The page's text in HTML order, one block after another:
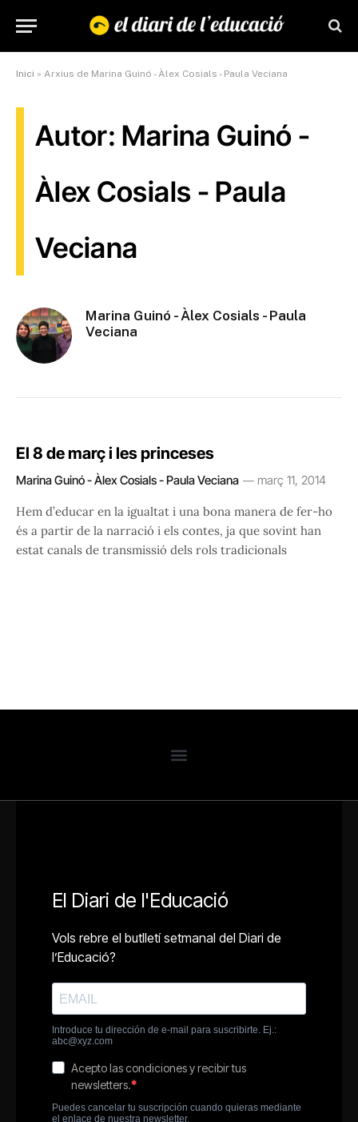
Inici » Arxius de Marina Guinó - Àlex Cosials - Paula Veciana
Autor: Marina Guinó -
Àlex Cosials - Paula
Veciana
Marina Guinó - Àlex Cosials - Paula
Veciana
El 8 de març i les princeses
Marina Guinó - Àlex Cosials - Paula Veciana març 11, 2014
Hem d’educar en la igualtat i una bona manera de fer-ho
és a partir de la narració i els contes, ja que sovint han
estat canals de transmissió dels rols tradicionals